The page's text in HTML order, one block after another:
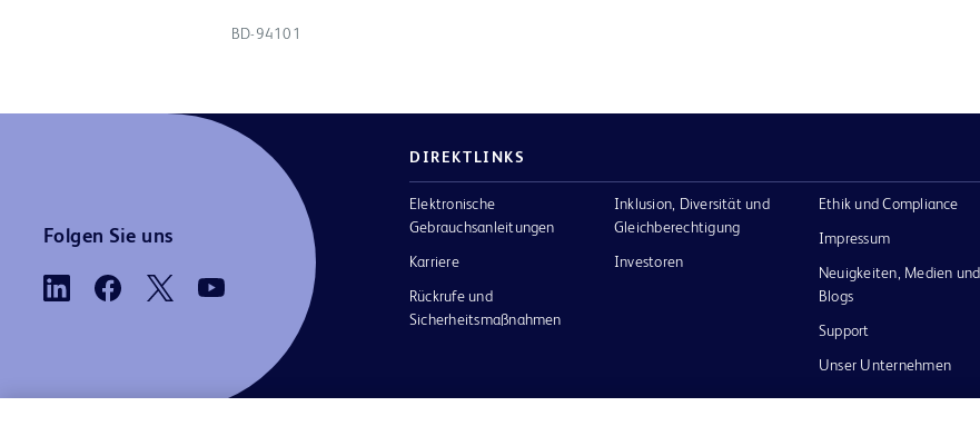
BD-94101
Folgen Sie uns
DIREKTLINKS
Elektronische
Gebrauchsanleitungen
Karriere
Rückrufe und
Sicherheitsmaßnahmen
Inklusion, Diversität und
Gleichberechtigung
Investoren
Ethik und Compliance
Impressum
Neuigkeiten, Medien und
Blogs
Support
Unser Unternehmen